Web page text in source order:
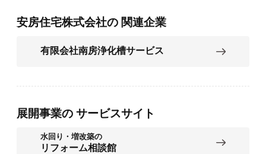
安房住宅株式会社の 関連企業
有限会社南房浄化槽サービス
展開事業の サービスサイト
水回り・増改築の
リフォーム相談館